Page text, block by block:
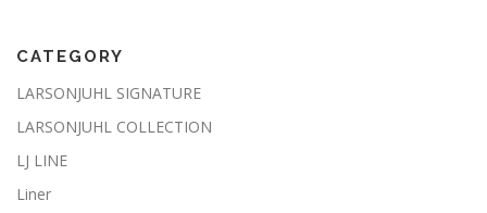
CATEGORY
LARSONJUHL SIGNATURE
LARSONJUHL COLLECTION
LJ LINE
Liner